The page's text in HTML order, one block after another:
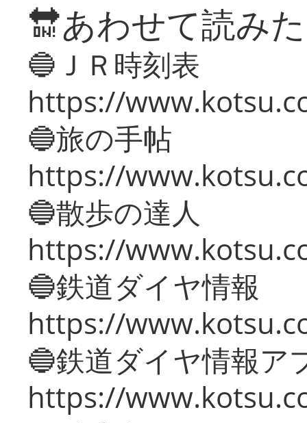
🔛あわせて読み
🔵ＪＲ時刻表
https://
🔵旅の手帖
https://
🔵散歩の達人
https://
🔵鉄道ダイヤ情報
https://
🔵鉄道ダイヤ情報ア
https://